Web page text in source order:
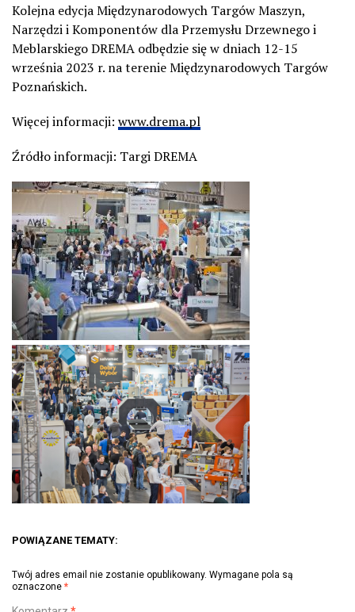
Kolejna edycja Międzynarodowych Targów Maszyn,
Narzędzi i Komponentów dla Przemysłu Drzewnego i
Meblarskiego DREMA odbędzie się w dniach 12-15
września 2023 r. na terenie Międzynarodowych Targów
Poznańskich.
Więcej informacji: www.drema.pl
Źródło informacji: Targi DREMA
POWIĄZANE TEMATY:
Twój adres email nie zostanie opublikowany. Wymagane pola są
oznaczone *